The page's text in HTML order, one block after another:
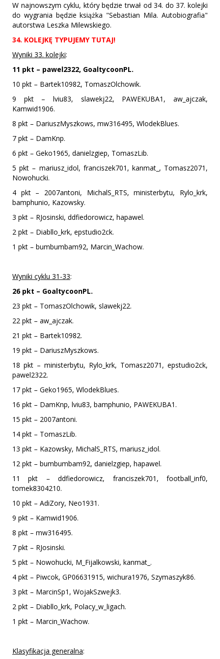
W najnowszym cyklu, który będzie trwał od 34. do 37. kolejki
do wygrania będzie książka "Sebastian Mila. Autobiografia"
autorstwa Leszka Milewskiego.
34. KOLEJKĘ TYPUJEMY TUTAJ!
Wyniki 33. kolejki:
11 pkt – pawel2322, GoaltycoonPL.
10 pkt – Bartek10982, TomaszOlchowik.
9 pkt – lviu83, slawekj22, PAWEKUBA1, aw_ajczak,
Kamwid1906.
8 pkt – DariuszMyszkows, mw316495, WlodekBlues.
7 pkt – DamKnp.
6 pkt – Geko1965, danielzgiep, TomaszLib.
5 pkt – mariusz_idol, franciszek701, kanmat_, Tomasz2071,
Nowohucki.
4 pkt – 2007antoni, MichalS_RTS, ministerbytu, Rylo_krk,
bamphunio, Kazowsky.
3 pkt – RJosinski, ddfiedorowicz, hapawel.
2 pkt – Diabllo_krk, epstudio2ck.
1 pkt – bumbumbam92, Marcin_Wachow.
Wyniki cyklu 31-33:
26 pkt – GoaltycoonPL.
23 pkt – TomaszOlchowik, slawekj22.
22 pkt – aw_ajczak.
21 pkt – Bartek10982.
19 pkt – DariuszMyszkows.
18 pkt – ministerbytu, Rylo_krk, Tomasz2071, epstudio2ck,
pawel2322.
17 pkt – Geko1965, WlodekBlues.
16 pkt – DamKnp, lviu83, bamphunio, PAWEKUBA1.
15 pkt – 2007antoni.
14 pkt – TomaszLib.
13 pkt – Kazowsky, MichalS_RTS, mariusz_idol.
12 pkt – bumbumbam92, danielzgiep, hapawel.
11 pkt – ddfiedorowicz, franciszek701, football_inf0,
tomek8304210.
10 pkt – AdiZory, Neo1931.
9 pkt – Kamwid1906.
8 pkt – mw316495.
7 pkt – RJosinski.
5 pkt – Nowohucki, M_Fijalkowski, kanmat_.
4 pkt – Piwcok, GP06631915, wichura1976, Szymaszyk86.
3 pkt – MarcinSp1, WojakSzwejk3.
2 pkt – Diabllo_krk, Polacy_w_ligach.
1 pkt – Marcin_Wachow.
Klasyfikacja generalna: